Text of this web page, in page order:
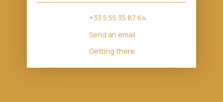
+33 5 55 35 87 64
Send an email
Getting there